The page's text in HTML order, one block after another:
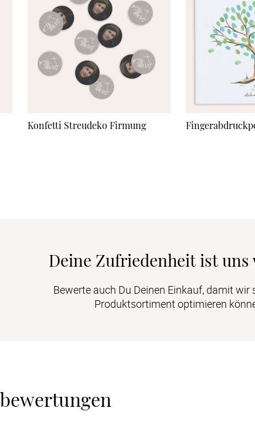
Konfetti Streudeko Firmung
Deine Zufriedenheit ist
Bewerte auch Du Deinen Einkauf, damit wir
Produktsortiment optimieren